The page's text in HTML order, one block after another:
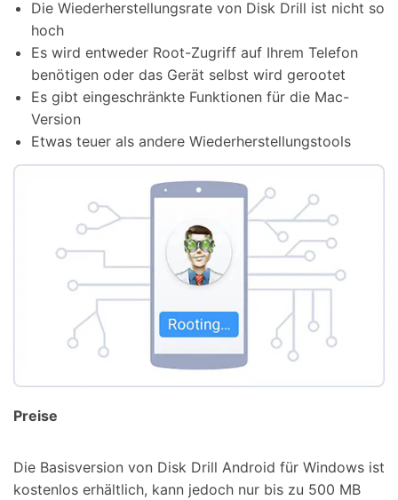
Die Wiederherstellungsrate von Disk Drill ist nicht so
hoch
Es wird entweder Root-Zugriff auf Ihrem Telefon
benötigen oder das Gerät selbst wird gerootet
Es gibt eingeschränkte Funktionen für die Mac-
Version
Etwas teuer als andere Wiederherstellungstools
Preise
Die Basisversion von Disk Drill Android für Windows ist
kostenlos erhältlich, kann jedoch nur bis zu 500 MB